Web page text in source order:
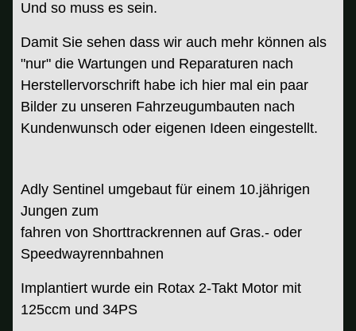
Und so muss es sein.
Damit Sie sehen dass wir auch mehr können als
"nur" die Wartungen und Reparaturen nach
Herstellervorschrift habe ich hier mal ein paar
Bilder zu unseren Fahrzeugumbauten nach
Kundenwunsch oder eigenen Ideen eingestellt.
Adly Sentinel umgebaut für einem 10.jährigen
Jungen zum
fahren von Shorttrackrennen auf Gras.- oder
Speedwayrennbahnen
Implantiert wurde ein Rotax 2-Takt Motor mit
125ccm und 34PS